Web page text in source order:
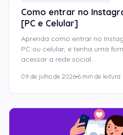
Como entrar no
[PC e Celular]
Aprenda como entrar no
PC ou celular, e tenha uma
acessar a rede social…
09 de julho de 2026 6 min de leitura